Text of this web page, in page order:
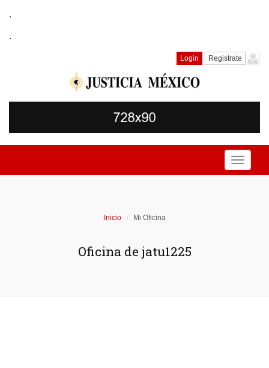
.
.
Login Registrate
Toggle
Inicio Mi Oficina
Oficina de jatu1225